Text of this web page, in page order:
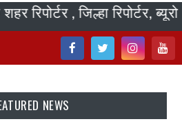
, जिल्हा रिपोर्टर, ब्यूरो
ebo
ok
tter
agr
am
tub
e
NEWS